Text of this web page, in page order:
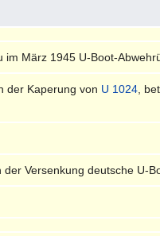
März 1945 U-Boot-
der Kaperung von U 1024 ,
der Versenkung deutsche U-